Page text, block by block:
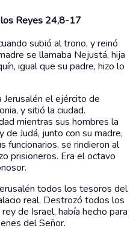
Reyes 24,8-17
subió al trono, y reinó
se llamaba Nejustá, hija
igual que su padre, hizo lo
el ejército de
y sitió la ciudad.
mientras sus hombres la
de Judá, junto con su madre,
funcionarios, se rindieron al
prisioneros. Era el octavo
todos los tesoros del
real. Destrozó todos los
de Israel, había hecho para
del Señor.